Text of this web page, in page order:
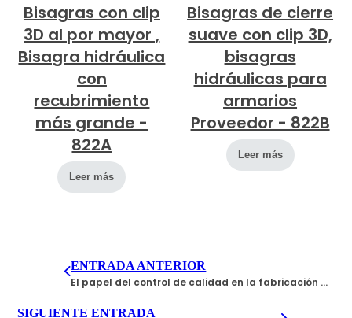
Bisagras con clip
3D al por mayor ,
Bisagra hidráulica
con
recubrimiento
más grande -
822A
Leer más
Bisagras de cierre
suave con clip 3D,
bisagras
hidráulicas para
armarios
Proveedor - 822B
Leer más
ENTRADA ANTERIOR
El papel del control de calidad en la fabricación de guías de cajones
SIGUIENTE ENTRADA